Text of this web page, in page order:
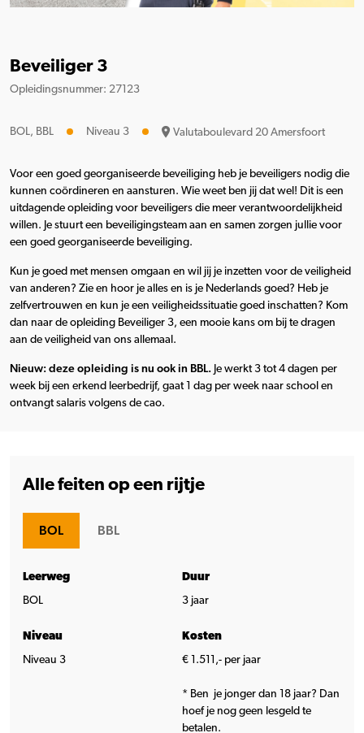
Beveiliger 3
Opleidingsnummer: 27123
BOL, BBL Niveau 3 Valutaboulevard 20 Amersfoort
Voor een goed georganiseerde beveiliging heb je beveiligers nodig die
kunnen coördineren en aansturen. Wie weet ben jij dat wel! Dit is een
uitdagende opleiding voor beveiligers die meer verantwoordelijkheid
willen. Je stuurt een beveiligingsteam aan en samen zorgen jullie voor
een goed georganiseerde beveiliging.
Kun je goed met mensen omgaan en wil jij je inzetten voor de veiligheid
van anderen? Zie en hoor je alles en is je Nederlands goed? Heb je
zelfvertrouwen en kun je een veiligheidssituatie goed inschatten? Kom
dan naar de opleiding Beveiliger 3, een mooie kans om bij te dragen
aan de veiligheid van ons allemaal.
Nieuw: deze opleiding is nu ook in BBL. Je werkt 3 tot 4 dagen per
week bij een erkend leerbedrijf, gaat 1 dag per week naar school en
ontvangt salaris volgens de cao.
Alle feiten op een rijtje
BOL BBL
Leerweg
BOL
Duur
3 jaar
Niveau
Niveau 3
Kosten
€ 1.511,- per jaar
* Ben je jonger dan 18 jaar? Dan
hoef je nog geen lesgeld te
betalen.